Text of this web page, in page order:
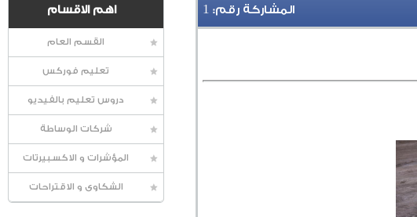
اهم الاقسام
القسم العام
تعليم فوركس
دروس تعليم بالفيديو
شركات الوساطة
المؤشرات و الاكسبيرتات
الشكاوى و الاقتراحات
المشاركة رقم: 1